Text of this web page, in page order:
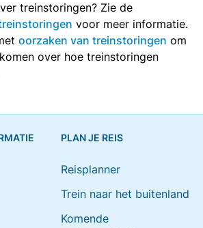
treinstoringen? Zie de
voor meer informatie.
oorzaken van treinstoringen om
over hoe treinstoringen
PLAN JE REIS
Reisplanner
Trein naar het buitenland
Komende